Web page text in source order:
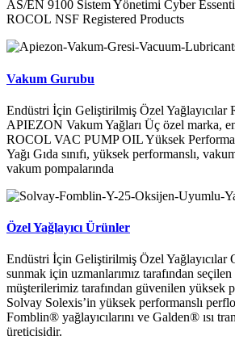
AS/EN 9100 Sistem Yönetimi Cyber
ROCOL NSF Registered Products
Vakum Gurubu
Endüstri İçin Geliştirilmiş Özel
APIEZON Vakum Yağları Üç özel marka,
ROCOL VAC PUMP OIL Yüksek
Yağı Gıda sınıfı, yüksek performanslı,
vakum pompalarında
Özel Yağlayıcı Ürünler
Endüstri İçin Geliştirilmiş Özel Yağlayıcılar
sunmak için uzmanlarımız tarafından
müşterilerimiz tarafından güvenilen yüksek
Solvay Solexis’in yüksek performanslı
Fomblin® yağlayıcılarını ve Galden® ısı
üreticisidir.